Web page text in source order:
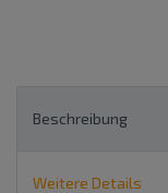
Beschreibung
Weitere Details